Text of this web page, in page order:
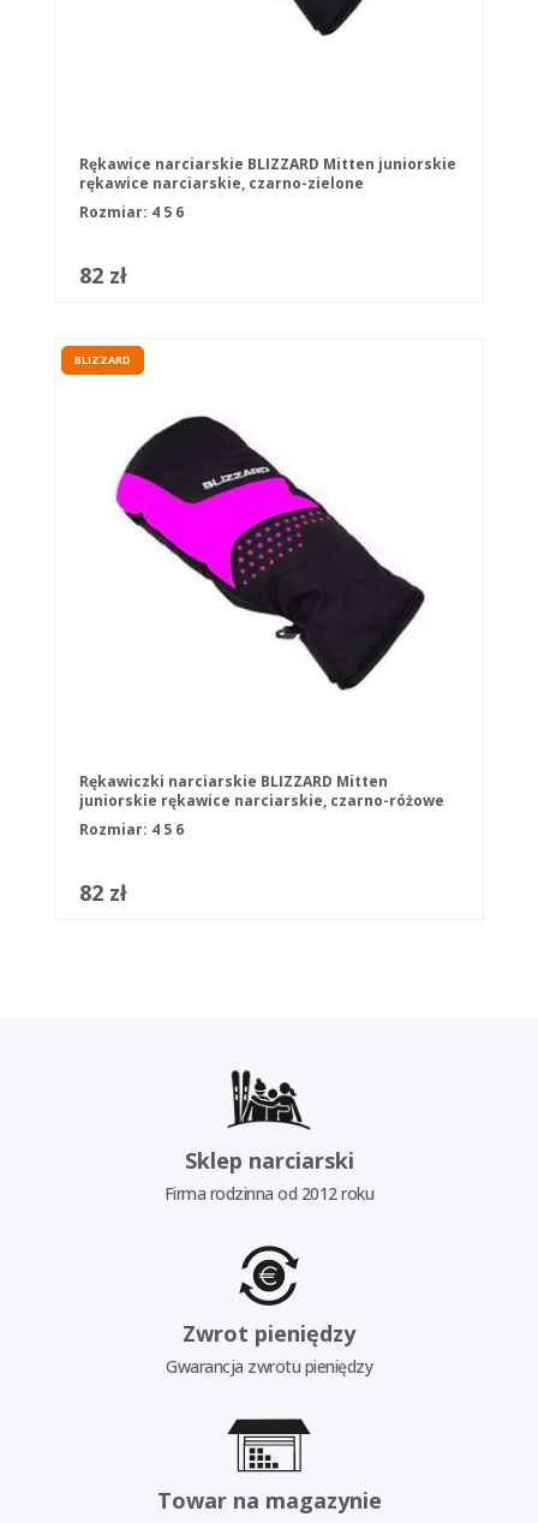
Rękawice narciarskie BLIZZARD Mitten juniorskie
rękawice narciarskie, czarno-zielone
Rozmiar: 4 5 6
82 zł
BLIZZARD
Rękawiczki narciarskie BLIZZARD Mitten
juniorskie rękawice narciarskie, czarno-różowe
Rozmiar: 4 5 6
82 zł
Sklep narciarski
Firma rodzinna od 2012 roku
Zwrot pieniędzy
Gwarancja zwrotu pieniędzy
Towar na magazynie